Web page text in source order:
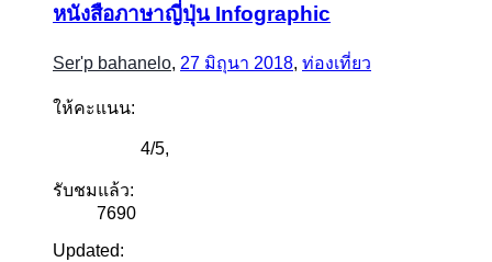
หนังสือภาษาญี่ปุ่น Infographic
Ser'p bahanelo, 27 มิถุนา 2018, ท่องเที่ยว
ให้คะแนน:
4/5,
รับชมแล้ว:
7690
Updated: